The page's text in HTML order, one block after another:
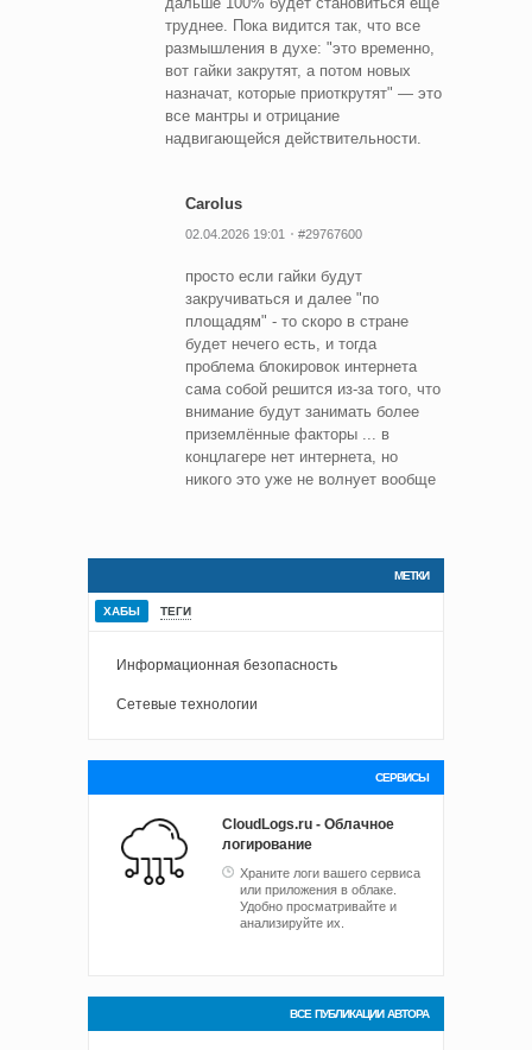
труднее. Пока видится так, что все
размышления в духе: "это временно,
вот гайки закрутят, а потом новых
назначат, которые приоткрутят" — это
все мантры и отрицание
надвигающейся действительности.
Carolus
02.04.2026 19:01 #29767600
просто если гайки будут
закручиваться и далее "по
площадям" - то скоро в стране
будет нечего есть, и тогда
проблема блокировок интернета
сама собой решится из-за того, что
внимание будут занимать более
приземлённые факторы ... в
концлагере нет интернета, но
никого это уже не волнует вообще
МЕТКИ
ХАБЫ ТЕГИ
Информационная безопасность
Сетевые технологии
СЕРВИСЫ
CloudLogs.ru - Облачное
логирование
Храните логи вашего сервиса
или приложения в облаке.
Удобно просматривайте и
анализируйте их.
ВСЕ ПУБЛИКАЦИИ АВТОРА